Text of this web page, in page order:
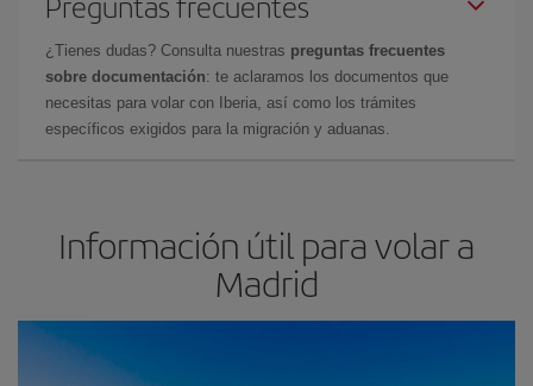
¿Tienes dudas? Consulta nuestras preguntas frecuentes
sobre documentación: te aclaramos los documentos que
necesitas para volar con Iberia, así como los trámites
específicos exigidos para la migración y aduanas.
Información útil para volar a
Madrid